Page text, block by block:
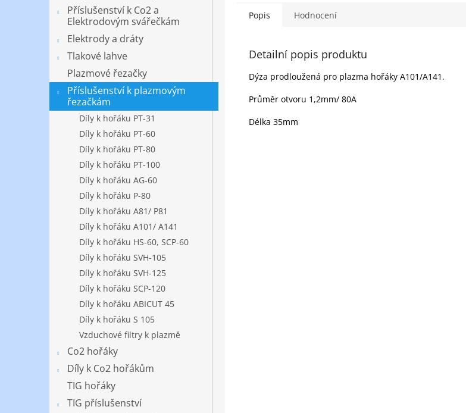
Příslušenství k Co2 a
Elektrodovým svářečkám
Elektrody a dráty
Tlakové lahve
Plazmové řezačky
Příslušenství k plazmovým
řezačkám
Díly k hořáku PT-31
Díly k hořáku PT-60
Díly k hořáku PT-80
Díly k hořáku PT-100
Díly k hořáku AG-60
Díly k hořáku P-80
Díly k hořáku A81/ P81
Díly k hořáku A101/ A141
Díly k hořáku HS-60, SCP-60
Díly k hořáku SVH-105
Díly k hořáku SVH-125
Díly k hořáku SCP-120
Díly k hořáku ABICUT 45
Díly k hořáku S 105
Vzduchové filtry k plazmě
Co2 hořáky
Díly k Co2 hořákům
TIG hořáky
TIG příslušenství
Popis Hodnocení
Detailní popis produktu
Dýza prodloužená pro plazma hořáky A101/A141.
Průměr otvoru 1,2mm/ 80A
Délka 35mm